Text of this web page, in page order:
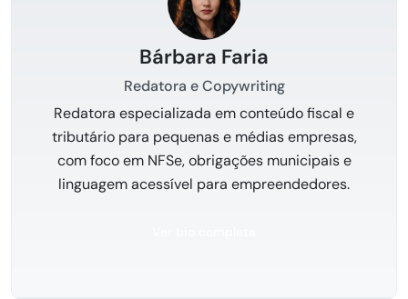
Bárbara Faria
Redatora e Copywriting
Redatora especializada em conteúdo fiscal e
tributário para pequenas e médias empresas,
com foco em NFSe, obrigações municipais e
linguagem acessível para empreendedores.